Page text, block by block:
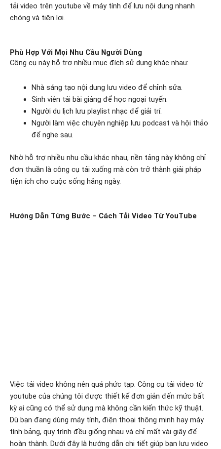
tải video trên youtube về máy tính để lưu nội dung nhanh
chóng và tiện lợi.
Phù Hợp Với Mọi Nhu Cầu Người Dùng
Công cụ này hỗ trợ nhiều mục đích sử dụng khác nhau:
Nhà sáng tạo nội dung lưu video để chỉnh sửa.
Sinh viên tải bài giảng để học ngoại tuyến.
Người du lịch lưu playlist nhạc để giải trí.
Người làm việc chuyên nghiệp lưu podcast và hội thảo
để nghe sau.
Nhờ hỗ trợ nhiều nhu cầu khác nhau, nền tảng này không chỉ
đơn thuần là công cụ tải xuống mà còn trở thành giải pháp
tiện ích cho cuộc sống hằng ngày.
Hướng Dẫn Từng Bước – Cách Tải Video Từ YouTube
Việc tải video không nên quá phức tạp. Công cụ tải video từ
youtube của chúng tôi được thiết kế đơn giản đến mức bất
kỳ ai cũng có thể sử dụng mà không cần kiến thức kỹ thuật.
Dù bạn đang dùng máy tính, điện thoại thông minh hay máy
tính bảng, quy trình đều giống nhau và chỉ mất vài giây để
hoàn thành. Dưới đây là hướng dẫn chi tiết giúp bạn lưu video